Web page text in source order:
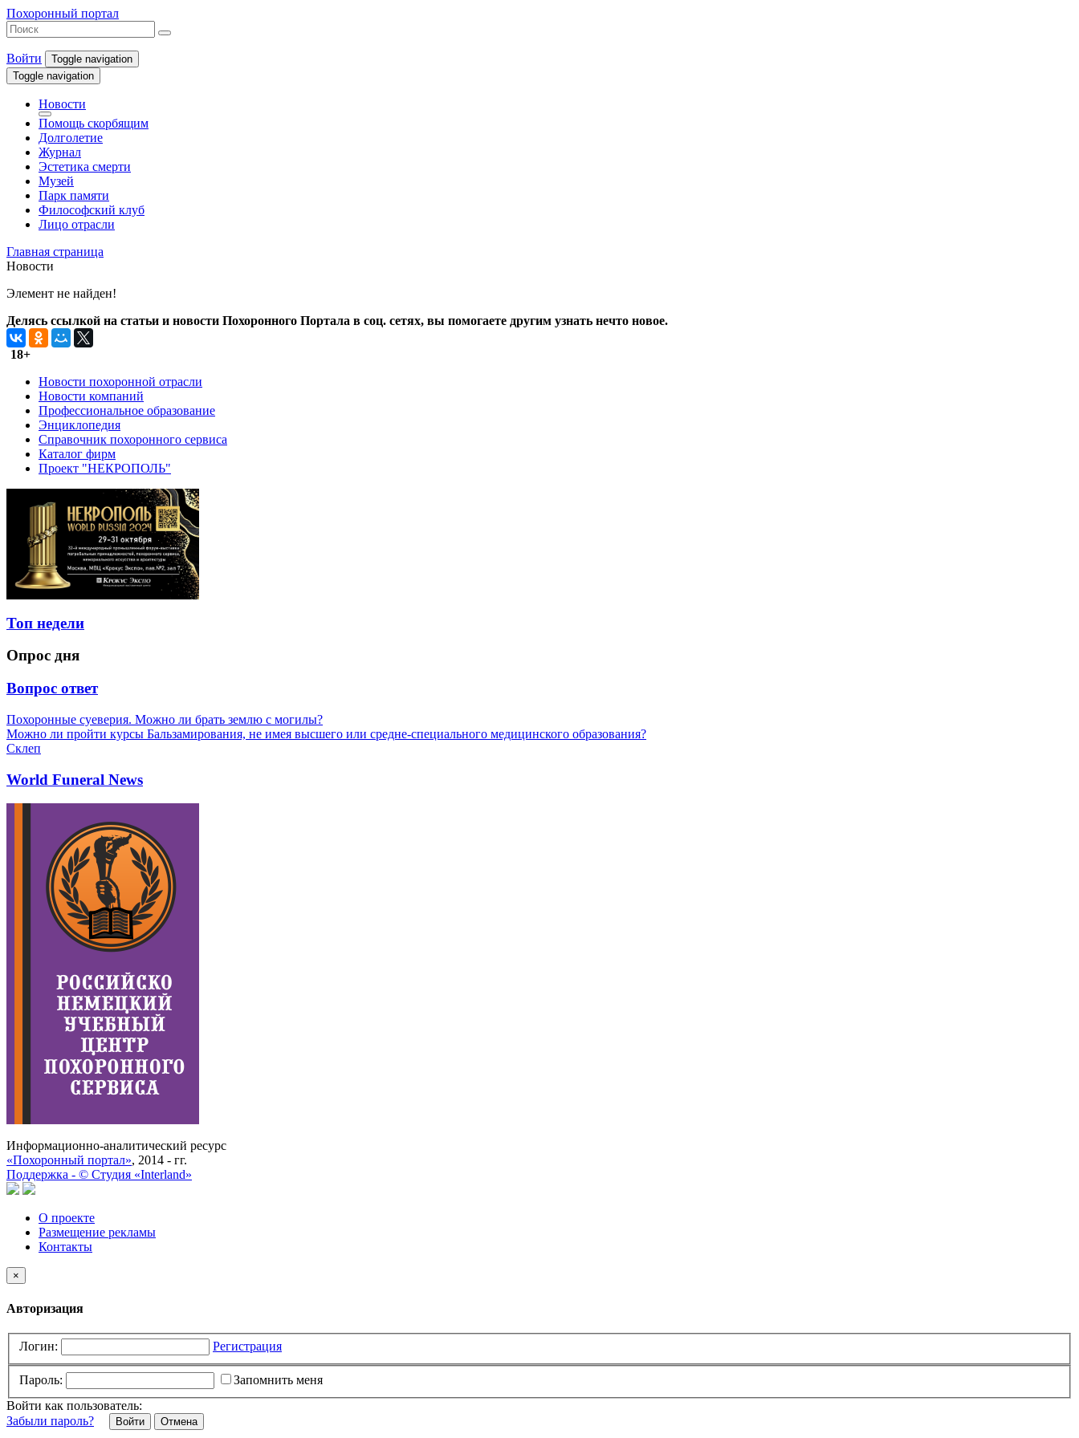
Похоронный портал
Войти
Toggle navigation
Toggle navigation
Новости
Помощь скорбящим
Долголетие
Журнал
Эстетика смерти
Музей
Парк памяти
Философский клуб
Лицо отрасли
Главная страница
Новости
Элемент не найден!
Делясь ссылкой на статьи и новости Похоронного Портала в соц. сетях, вы помогаете другим узнать нечто новое.
18+
Новости похоронной отрасли
Новости компаний
Профессиональное образование
Энциклопедия
Справочник похоронного сервиса
Каталог фирм
Проект "НЕКРОПОЛЬ"
Топ недели
Опрос дня
Вопрос ответ
Похоронные суеверия. Можно ли брать землю с могилы?
Можно ли пройти курсы Бальзамирования, не имея высшего или средне-специального медицинского образования?
Склеп
World Funeral News
Информационно-аналитический ресурс
«Похоронный портал», 2014 - гг.
Поддержка - © Cтудия «Interland»
О проекте
Размещение рекламы
Контакты
×
Авторизация
Логин: Регистрация
Пароль:
Запомнить меня
Войти как пользователь:
Забыли пароль?
Отмена